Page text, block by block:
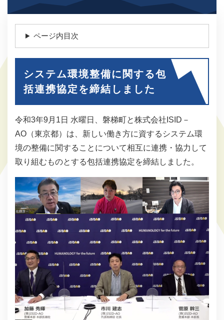
ページ内目次
システム環境整備に関する包
括連携協定を締結しました
令和3年9月1日 水曜日、磐梯町と株式会社ISID－
AO（東京都）は、新しい働き方に資するシステム環
境の整備に関することについて相互に連携・協力して
取り組むものとする包括連携協定を締結しました。